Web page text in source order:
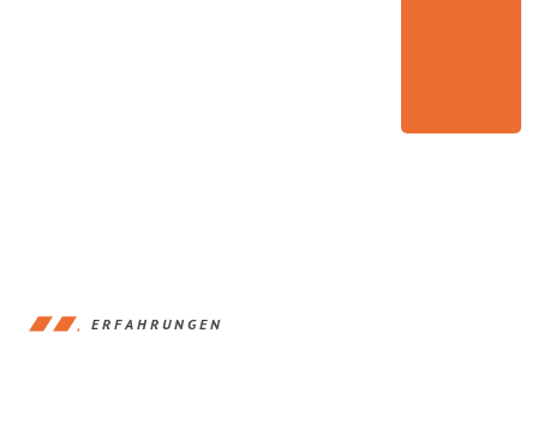
ERFAHRUNGEN